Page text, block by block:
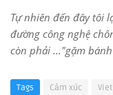
Tự nhiên đến đây tôi
đường công nghệ
còn phải ..."gặm
Tags Cảm xúc